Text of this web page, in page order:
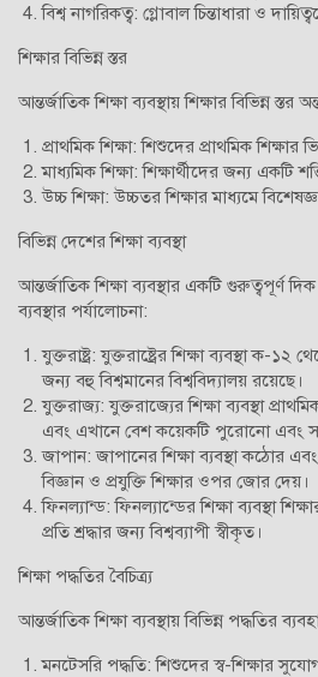
বিশ্ব নাগরিকত্ব: গ্লোবাল চিন্তাধারা ও
শিক্ষার বিভিন্ন স্তর
আন্তর্জাতিক শিক্ষা ব্যবস্থায় শিক্ষার বিভিন্ন স্তর
প্রাথমিক শিক্ষা: শিশুদের প্রাথমিক শিক্ষার
মাধ্যমিক শিক্ষা: শিক্ষার্থীদের জন্য একটি
উচ্চ শিক্ষা: উচ্চতর শিক্ষার মাধ্যমে
বিভিন্ন দেশের শিক্ষা ব্যবস্থা
আন্তর্জাতিক শিক্ষা ব্যবস্থার একটি গুরুত্বপূর্ণ
ব্যবস্থার পর্যালোচনা:
যুক্তরাষ্ট্র: যুক্তরাষ্ট্রের শিক্ষা ব্যবস্থা ক-
জন্য বহু বিশ্বমানের বিশ্ববিদ্যালয় রয়েছে।
যুক্তরাজ্য: যুক্তরাজ্যের শিক্ষা ব্যবস্থা
এবং এখানে বেশ কয়েকটি পুরোনো এবং
জাপান: জাপানের শিক্ষা ব্যবস্থা কঠোর এবং
বিজ্ঞান ও প্রযুক্তি শিক্ষার ওপর জোর দেয়।
ফিনল্যান্ড: ফিনল্যান্ডের শিক্ষা ব্যবস্থা
প্রতি শ্রদ্ধার জন্য বিশ্বব্যাপী স্বীকৃত।
শিক্ষা পদ্ধতির বৈচিত্র্য
আন্তর্জাতিক শিক্ষা ব্যবস্থায় বিভিন্ন পদ্ধতির
মনটেসরি পদ্ধতি: শিশুদের স্ব-শিক্ষার